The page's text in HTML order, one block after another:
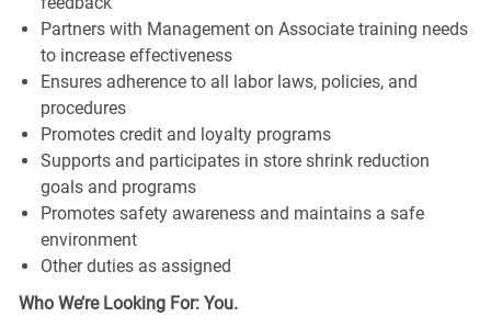
Partners with Management on Associate training needs
to increase effectiveness
Ensures adherence to all labor laws, policies, and
procedures
Promotes credit and loyalty programs
Supports and participates in store shrink reduction
goals and programs
Promotes safety awareness and maintains a safe
environment
Other duties as assigned
Who We’re Looking For: You.